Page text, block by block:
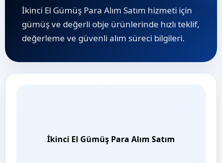
İkinci El Gümüş Para Alım Satım hizmeti için
gümüş ve değerli obje ürünlerinde hızlı teklif,
değerleme ve güvenli alım süreci bilgileri.
İkinci El Gümüş Para Alım Satım